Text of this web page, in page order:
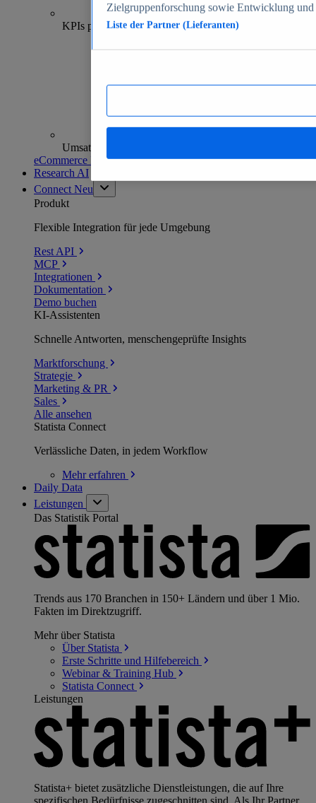
70+
KPIs pro Shop
Umsatzanalysen und -prognosen
eCommerce Insights entdecken
Research AI
Connect Neu
Produkt
Flexible Integration für jede Umgebung
Rest API
MCP
Integrationen
Dokumentation
Demo buchen
KI-Assistenten
Schnelle Antworten, menschengeprüfte Insights
Marktforschung
Strategie
Marketing & PR
Sales
Alle ansehen
Statista Connect
Verlässliche Daten, in jedem Workflow
Mehrerfahren
Daily Data
Leistungen
Das Statistik Portal
Trends aus 170 Branchen in 150+ Ländern und über 1 Mio.
Fakten im Direktzugriff.
Mehr über Statista
Über Statista
Erste Schritte und Hilfebereich
Webinar & Training Hub
Statista Connect
Leistungen
Statista+ bietet zusätzliche Dienstleistungen, die auf Ihre
spezifischen Bedürfnisse zugeschnitten sind. Als Ihr Partner
Zielgruppenforschung sowie Entwicklung
Liste der Partner (Lieferanten)